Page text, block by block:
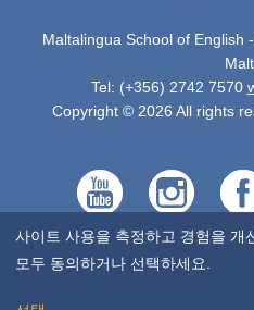
Maltalingua School of English
Tel: (+356) 2742 7570
Copyright © 2026 All rights
사이트 사용을 측정하고 경험을 개
모두 동의하거나 선택하세요.